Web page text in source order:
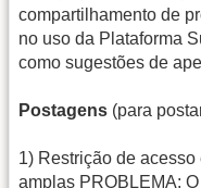
compartilhamento de
no uso da Plataforma
como sugestões de
Postagens (para
1) Restrição de
amplas PROBLEMA: